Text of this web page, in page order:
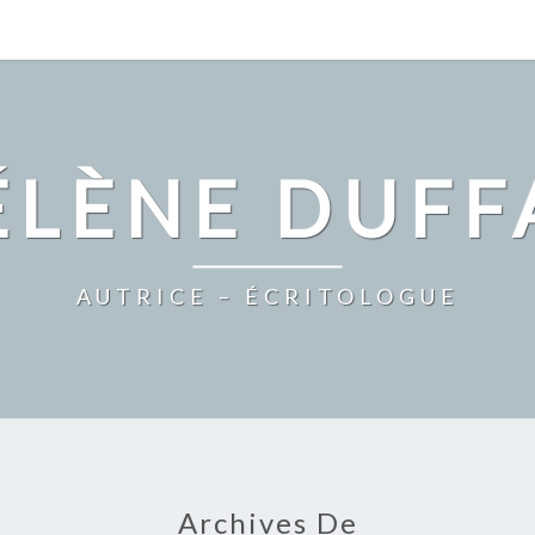
AUTRICE – ÉCRITOLOGUE
Archives De